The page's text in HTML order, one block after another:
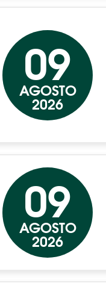
09
AGOSTO
2026
09
AGOSTO
2026